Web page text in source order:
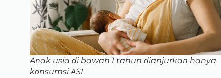
Anak usia di bawah 1 tahun dianjurkan hanya
konsumsi ASI